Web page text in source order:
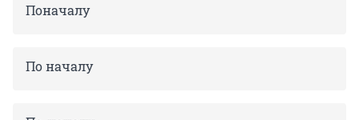
Поначалу
По началу